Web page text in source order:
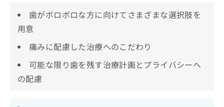
歯がボロボロな方に向けてさまざまな選択肢を
用意
痛みに配慮した治療へのこだわり
可能な限り歯を残す治療計画とプライバシーへ
の配慮